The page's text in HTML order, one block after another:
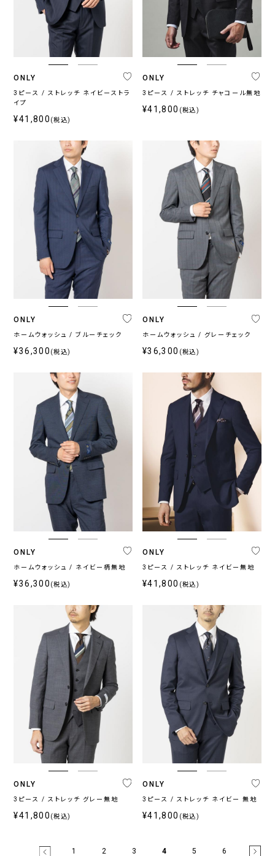
ONLY
3ピース / ストレッチ ネイビーストラ
イプ
¥41,800 (税込)
ONLY
3ピース / ストレッチ チャコール無地
¥41,800 (税込)
ONLY
ホームウォッシュ / ブルーチェック
¥36,300 (税込)
ONLY
ホームウォッシュ / グレーチェック
¥36,300 (税込)
ONLY
ホームウォッシュ / ネイビー柄無地
¥36,300 (税込)
ONLY
3ピース / ストレッチ ネイビー無地
¥41,800 (税込)
ONLY
3ピース / ストレッチ グレー無地
¥41,800 (税込)
ONLY
3ピース / ストレッチ ネイビー 無地
¥41,800 (税込)
1 2 3 4 5 6